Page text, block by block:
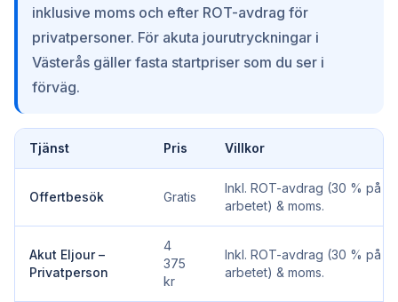
inklusive moms och efter ROT-avdrag för
privatpersoner. För akuta jourutryckningar i
Västerås gäller fasta startpriser som du ser i
förväg.
Tjänst Pris Villkor
Offertbesök Gratis
Inkl. ROT-avdrag (30 % på
arbetet) & moms.
Akut Eljour –
Privatperson
4
375
kr
Inkl. ROT-avdrag (30 % på
arbetet) & moms.